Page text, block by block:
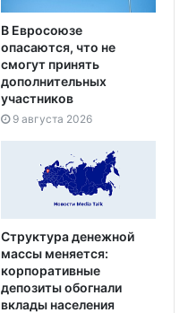
В Евросоюзе
опасаются, что не
смогут принять
дополнительных
участников
9 августа 2026
Структура денежной
массы меняется:
корпоративные
депозиты обогнали
вклады населения